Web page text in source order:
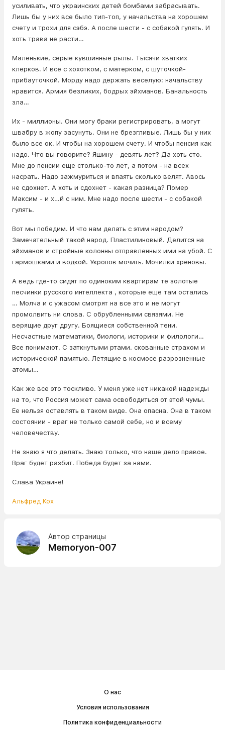
усиливать, что украинских детей бомбами забрасывать.
Лишь бы у них все было тип-топ, у начальства на хорошем
счету и трохи для сэбэ. А после шести - с собакой гулять. И
хоть трава не расти…
Маленькие, серые кувшинные рылы. Тысячи хватких
клерков. И все с хохотком, с матерком, с шуточкой-
прибауточкой. Морду надо держать веселую: начальству
нравится. Армия безликих, бодрых эйхманов. Банальность
зла…
Их - миллионы. Они могу браки регистрировать, а могут
швабру в жопу засунуть. Они не брезгливые. Лишь бы у них
было все ок. И чтобы на хорошем счету. И чтобы пенсия как
надо. Что вы говорите? Яшину - девять лет? Да хоть сто.
Мне до пенсии еще столько-то лет, а потом - на всех
насрать. Надо зажмуриться и впаять сколько велят. Авось
не сдохнет. А хоть и сдохнет - какая разница? Помер
Максим - и х…й с ним. Мне надо после шести - с собакой
гулять.
Вот мы победим. И что нам делать с этим народом?
Замечательный такой народ. Пластилиновый. Делится на
эйхманов и стройные колонны отправленных ими на убой. С
гармошками и водкой. Укропов мочить. Мочилки хреновы.
А ведь где-то сидят по одиноким квартирам те золотые
песчинки русского интеллекта , которые еще там остались
… Молча и с ужасом смотрят на все это и не могут
промолвить ни слова. С обрубленными связями. Не
верящие друг другу. Боящиеся собственной тени.
Несчастные математики, биологи, историки и филологи…
Все понимают. С заткнутыми ртами. скованные страхом и
исторической памятью. Летящие в космосе разрозненные
атомы…
Как же все это тоскливо. У меня уже нет никакой надежды
на то, что Россия может сама освободиться от этой чумы.
Ее нельзя оставлять в таком виде. Она опасна. Она в таком
состоянии - враг не только самой себе, но и всему
человечеству.
Не знаю я что делать. Знаю только, что наше дело правое.
Враг будет разбит. Победа будет за нами.
Слава Украине!
Альфред Кох
Автор страницы
Memoryon-007
О нас
Условия использования
Политика конфиденциальности